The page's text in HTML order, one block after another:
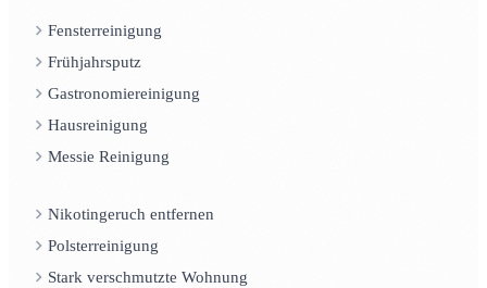
Fensterreinigung
Frühjahrsputz
Gastronomiereinigung
Hausreinigung
Messie Reinigung
Nikotingeruch entfernen
Polsterreinigung
Stark verschmutzte Wohnung